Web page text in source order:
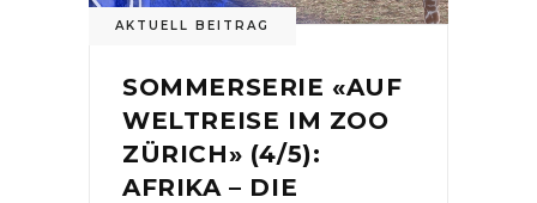
AKTUELL BEITRAG
SOMMERSERIE «AUF
WELTREISE IM ZOO
ZÜRICH» (4/5):
AFRIKA – DIE